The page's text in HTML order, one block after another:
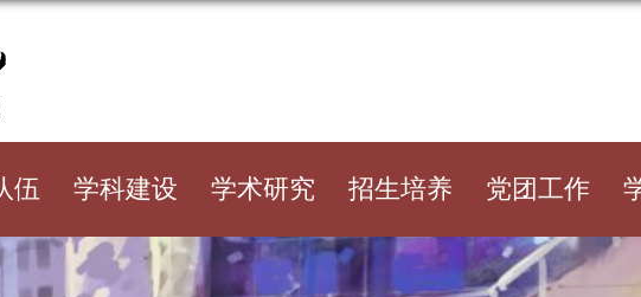
伍 学科建设 学术研究 招生培养 党团工作